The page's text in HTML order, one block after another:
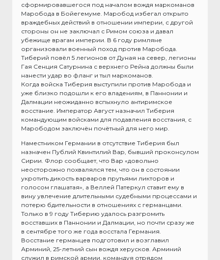
сформировавшегося под началом вождя маркоманов
Маробода в Бойегемуме. Маробод избегал открыто
враждебных действий в отношении империи, с другой
стороны он не заключал с Римом союза и давал
убежище врагам империи. В 6 году римляне
организовали военный поход против Маробода.
Тиберий повёл 5 легионов от Дуная на север, легионы
Гая Сенция Сатурнина с верхнего Рейна должны были
нанести удар во фланг и тыл маркоманов.
Когда войска Тиберия выступили против Маробода и
уже близко подошли к его владениям, в Паннонии и
Далмации неожиданно вспыхнуло антиримское
восстание. Император Август назначил Тиберия
командующим войсками для подавления восстания, с
Марободом заключён почётный для него мир.
Наместником Германии в отсутствие Тиберия был
назначен Публий Квинтилий Вар, бывший проконсулом
Сирии. Флор сообщает, что Вар «довольно
неосторожно похвалялся тем, что он в состоянии
укротить дикость варваров прутьями ликторов и
голосом глашатая», а Веллей Патеркул ставит ему в
вину увлечение длительными судебными процессами и
потерю бдительности в отношениях с германцами.
Только в 9 году Тиберию удалось разгромить
восставших в Паннонии и Далмации, но почти сразу же
в сентябре того же года восстала Германия.
Восстание германцев подготовил и возглавил
Арминий, 25-летний сын вождя херусков. Арминий
служил в римской армии, командуя отрядом